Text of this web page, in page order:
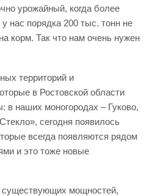
урожайный, когда более
нас порядка 200 тыс. тонн не
корм. Так что нам очень нужен
территорий и
в Ростовской области
в наших моногородах – Гуково,
сегодня появилось
всегда появляются рядом
и это тоже новые
существующих мощностей,